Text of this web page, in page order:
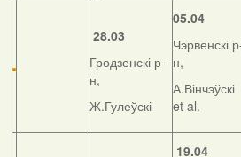
28.03
Гродзенскі р-
н,
Ж.Гулеўскі
05.04
Чэрвенскі
н,
А.Вінчэўскі
et al.
19.04